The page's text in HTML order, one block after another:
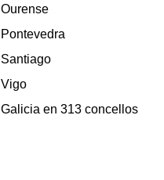
Ourense
Pontevedra
Santiago
Vigo
Galicia en 313 concellos